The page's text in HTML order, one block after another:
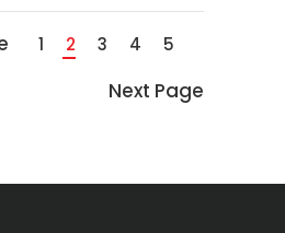
1 2 3 4 5
Next Page